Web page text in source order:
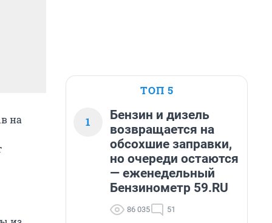
на
ТОП 5
1
Бензин и дизель
возвращается на
обсохшие заправки,
но очереди остаются
— еженедельный
Бензинометр 59.RU
86 035 51